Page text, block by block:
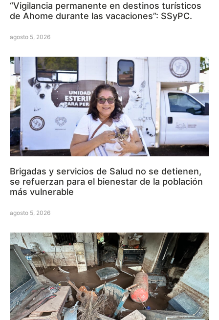
“Vigilancia permanente en destinos turísticos
de Ahome durante las vacaciones”: SSyPC.
agosto 5, 2026
Brigadas y servicios de Salud no se detienen,
se refuerzan para el bienestar de la población
más vulnerable
agosto 5, 2026